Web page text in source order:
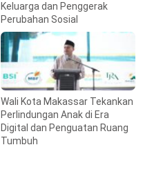
Keluarga dan Penggerak
Perubahan Sosial
Wali Kota Makassar Tekankan
Perlindungan Anak di Era
Digital dan Penguatan Ruang
Tumbuh